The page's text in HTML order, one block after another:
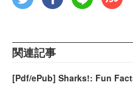
関連記事
[Pdf/ePub] Sharks!: Fun